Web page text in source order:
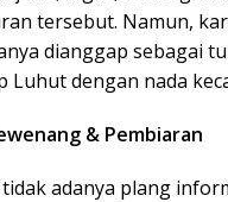
tersebut. Namun,
dianggap sebagai
Luhut dengan nada
& Pembiaran
adanya plang